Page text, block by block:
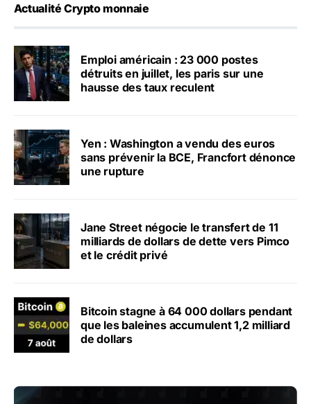
Actualité Crypto monnaie
Emploi américain : 23 000 postes
détruits en juillet, les paris sur une
hausse des taux reculent
Yen : Washington a vendu des euros
sans prévenir la BCE, Francfort dénonce
une rupture
Jane Street négocie le transfert de 11
milliards de dollars de dette vers Pimco
et le crédit privé
Bitcoin stagne à 64 000 dollars pendant
que les baleines accumulent 1,2 milliard
de dollars